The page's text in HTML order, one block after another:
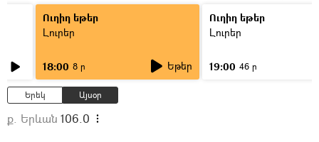
Ուղիղ եթեր
Լուրեր
18:00 8 ր Եթեր
Ուղիղ եթեր
Լուրեր
19:00 46 ր
Երեկ Այսօր
ք. Երևան 106.0